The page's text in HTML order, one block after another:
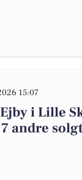
15:07
i Lille
andre